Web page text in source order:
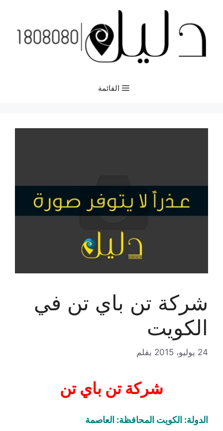
المحتوى
القائمة
شركة تن باي تن في
الكويت
24 يوليو، 2015 بقلم
شركة تن باي تن
الدولة: الكويت المحافظة: العاصمة